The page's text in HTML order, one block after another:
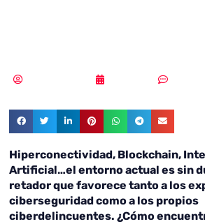
Hiperconectividad, Blockchain,
Artificial…el entorno actual es sin
retador que favorece tanto a los
ciberseguridad como a los propios
ciberdelincuentes. ¿Cómo